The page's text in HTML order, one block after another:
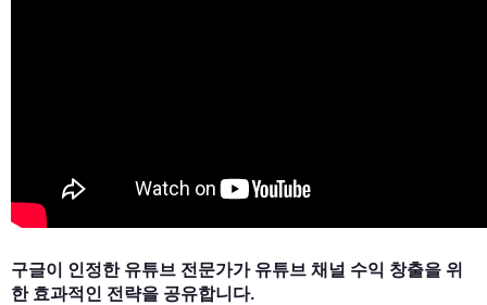
구글이 인정한 유튜브 전문가가 유튜브 채널 수익 창출을 위
한 효과적인 전략을 공유합니다.